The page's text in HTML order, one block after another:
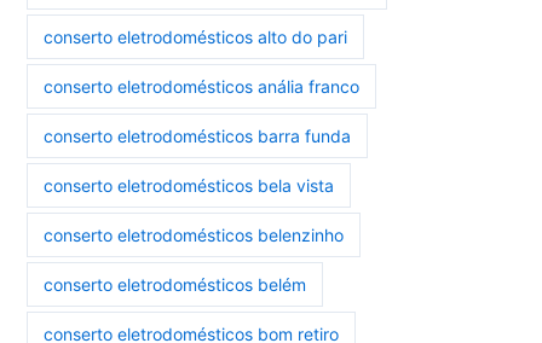
conserto eletrodomésticos alto do pari
conserto eletrodomésticos anália franco
conserto eletrodomésticos barra funda
conserto eletrodomésticos bela vista
conserto eletrodomésticos belenzinho
conserto eletrodomésticos belém
conserto eletrodomésticos bom retiro